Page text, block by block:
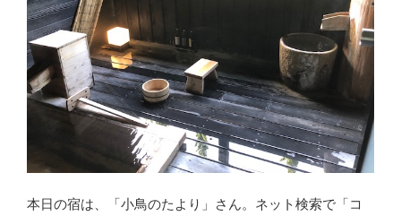
本日の宿は、「小鳥のたより」さん。ネット検索で「コ